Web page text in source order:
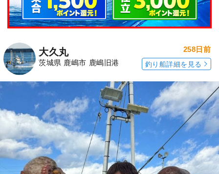
大久丸
茨城県 鹿嶋市 鹿嶋旧港
258日前
釣り船詳細を見る